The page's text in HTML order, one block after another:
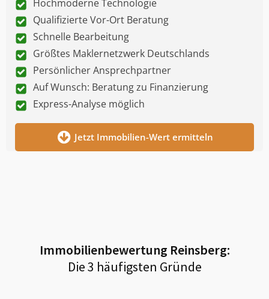
Hochmoderne Technologie
Qualifizierte Vor-Ort Beratung
Schnelle Bearbeitung
Größtes Maklernetzwerk Deutschlands
Persönlicher Ansprechpartner
Auf Wunsch: Beratung zu Finanzierung
Express-Analyse möglich
Jetzt Immobilien-Wert ermitteln
Immobilienbewertung Reinsberg:
Die 3 häufigsten Gründe